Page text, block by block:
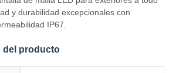
y durabilidad excepcionales con
IP67.
del producto